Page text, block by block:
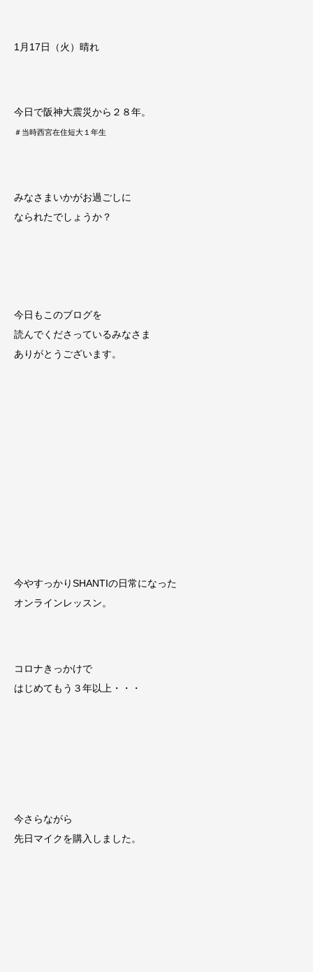
1月17日（火）晴れ
今日で阪神大震災から２８年。
＃当時西宮在住短大１年生
みなさまいかがお過ごしに
なられたでしょうか？
今日もこのブログを
読んでくださっているみなさま
ありがとうございます。
今やすっかりSHANTIの日常になった
オンラインレッスン。
コロナきっかけで
はじめてもう３年以上・・・
今さらながら
先日マイクを購入しました。